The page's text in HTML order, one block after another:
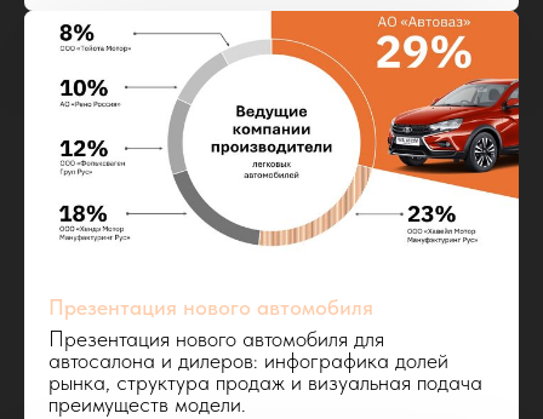
Презентация нового автомобиля
Презентация нового автомобиля для
автосалона и дилеров: инфографика долей
рынка, структура продаж и визуальная подача
преимуществ модели.